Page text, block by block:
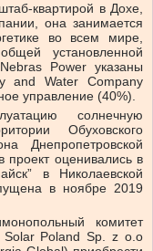
квартирой в Дохе,
она занимается
во всем мире,
установленной
Power указаны
and Water Company
управление (40%).
солнечную
Обуховского
Днепропетровской
оценивались в
в Николаевской
в ноябре 2019
комитет
Solar Poland Sp. z o.o